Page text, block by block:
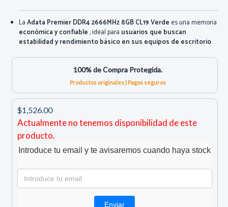
LaAdata Premier DDR4 2666MHz 8GB CL19 Verde es una memoria
económica y confiable, ideal para usuarios que buscan
estabilidad y rendimiento básico en sus equipos de escritorio.
100% de Compra Protegida.
Productos originales | Pagos seguros
$1,526.00
Actualmente no tenemos disponibilidad de este
producto.
Introduce tu email y te avisaremos cuando haya stock